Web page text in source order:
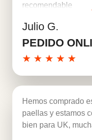
recomendable
Julio G.
PEDIDO
★ ★ ★ ★ ★
Hemos comprado
paellas y estamos
bien para UK,